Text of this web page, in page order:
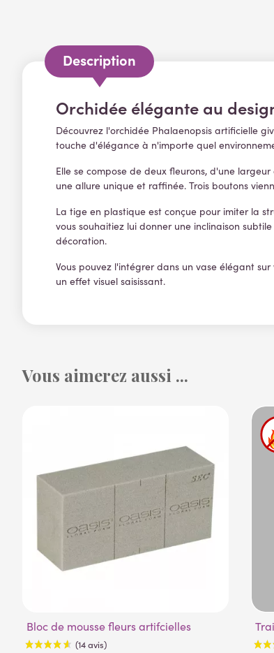
Description
Orchidée élégante au
Découvrez l'orchidée Phalaenopsis artificielle
touche d'élégance à n'importe quel
Elle se compose de deux fleurons, d'une
une allure unique et raffinée. Trois boutons
La tige en plastique est conçue pour imiter la
vous souhaitiez lui donner une inclinaison
décoration.
Vous pouvez l'intégrer dans un vase élégant
un effet visuel saisissant.
Vous aimerez aussi ...
Bloc de mousse fleurs artifcielles